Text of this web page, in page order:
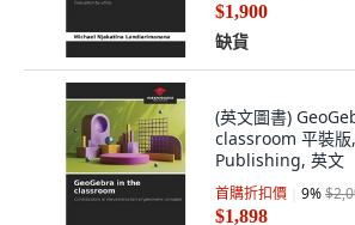
$1,900
缺貨
(英文圖書)
classroom 平裝
Publishing, 英文
首購折扣價 9%
$1,898